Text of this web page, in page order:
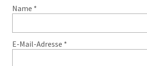
Name *
E-Mail-Adresse *